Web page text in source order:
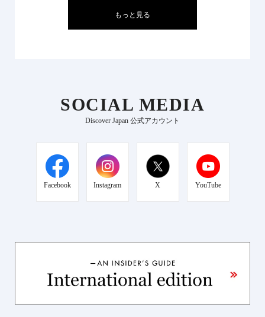
もっと見る
SOCIAL MEDIA
Discover Japan 公式アカウント
Facebook Instagram X YouTube